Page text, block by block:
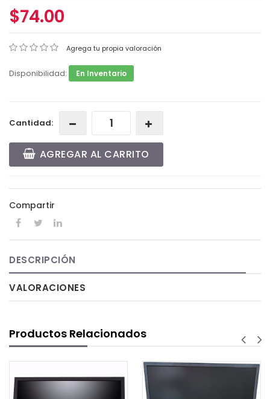
$74.00
Agrega tu propia valoración
Disponibilidad: En Inventario
Cantidad:
AGREGAR AL CARRITO
Compartir
DESCRIPCIÓN
VALORACIONES
Productos Relacionados